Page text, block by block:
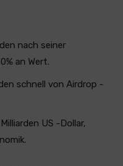
nach seiner
an Wert.
schnell von Airdrop -
US -Dollar,